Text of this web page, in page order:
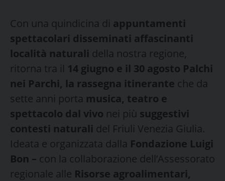
Con una quindicina di appuntamenti
spettacolari disseminati affascinanti
località naturali della nostra regione,
ritorna tra il 14 giugno e il 30 agosto Palchi
nei Parchi, la rassegna itinerante che da
sette anni porta musica, teatro e
spettacolo dal vivo nei più suggestivi
contesti naturali del Friuli Venezia Giulia.
Ideata e organizzata dalla Fondazione Luigi
Bon – con la collaborazione dell’Assessorato
regionale alle Risorse agroalimentari,